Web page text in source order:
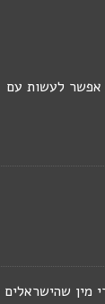
אפשר לעשות עם
– 10 אביזרי מין